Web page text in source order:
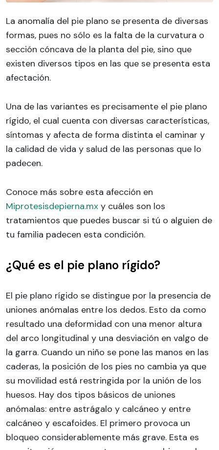
La anomalía del pie plano se presenta de diversas
formas, pues no sólo es la falta de la curvatura o
sección cóncava de la planta del pie, sino que
existen diversos tipos en las que se presenta esta
afectación.
Una de las variantes es precisamente el pie plano
rígido, el cual cuenta con diversas características,
síntomas y afecta de forma distinta el caminar y
la calidad de vida y salud de las personas que lo
padecen.
Conoce más sobre esta afección en
Miprotesisdepierna.mx y cuáles son los
tratamientos que puedes buscar si tú o alguien de
tu familia padecen esta condición.
¿Qué es el pie plano rígido?
El pie plano rígido se distingue por la presencia de
uniones anómalas entre los dedos. Esto da como
resultado una deformidad con una menor altura
del arco longitudinal y una desviación en valgo de
la garra. Cuando un niño se pone las manos en las
caderas, la posición de los pies no cambia ya que
su movilidad está restringida por la unión de los
huesos. Hay dos tipos básicos de uniones
anómalas: entre astrágalo y calcáneo y entre
calcáneo y escafoides. El primero provoca un
bloqueo considerablemente más grave. Esta es